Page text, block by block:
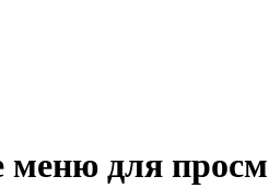
меню для